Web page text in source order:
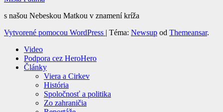
s našou Nebeskou Matkou v znamení kríža
Vytvorené pomocou WordPress | Téma: Newsup od Themeansar.
Video
Podpora cez HeroHero
Články
Viera a Cirkev
História
Spoločnosť a politika
Zo zahraničia